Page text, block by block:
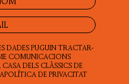
DADES PUGUIN TRACTAR-
COMUNICACIONS
DELS CLÀSSICS DE
POLÍTICA DE PRIVACITAT